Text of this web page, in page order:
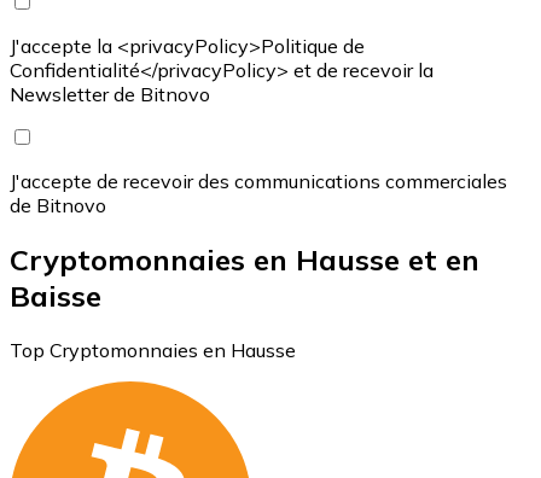
J'accepte la <privacyPolicy>Politique de
Confidentialité</privacyPolicy> et de recevoir la
Newsletter de Bitnovo
J'accepte de recevoir des communications commerciales
de Bitnovo
Cryptomonnaies en Hausse et en
Baisse
Top Cryptomonnaies en Hausse